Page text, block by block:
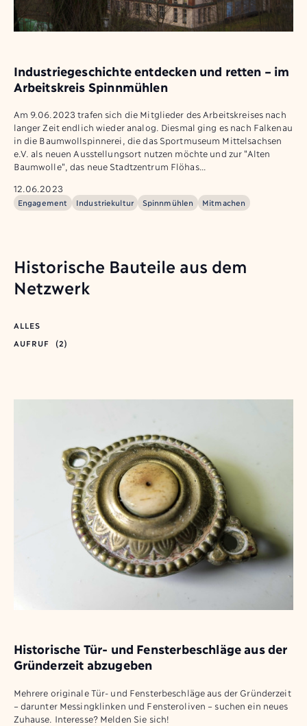
Industriegeschichte entdecken und retten – im
Arbeitskreis Spinnmühlen
Am 9.06.2023 trafen sich die Mitglieder des Arbeitskreises nach
langer Zeit endlich wieder analog. Diesmal ging es nach Falkenau
in die Baumwollspinnerei, die das Sportmuseum Mittelsachsen
e.V. als neuen Ausstellungsort nutzen möchte und zur "Alten
Baumwolle", das neue Stadtzentrum Flöhas…
12.06.2023
Engagement Industriekultur Spinnmühlen Mitmachen
Historische Bauteile aus dem
Netzwerk
ALLES
AUFRUF
(2)
Historische Tür- und Fensterbeschläge aus der
Gründerzeit abzugeben
Mehrere originale Tür- und Fensterbeschläge aus der Gründerzeit
– darunter Messingklinken und Fensteroliven – suchen ein neues
Zuhause. Interesse? Melden Sie sich!